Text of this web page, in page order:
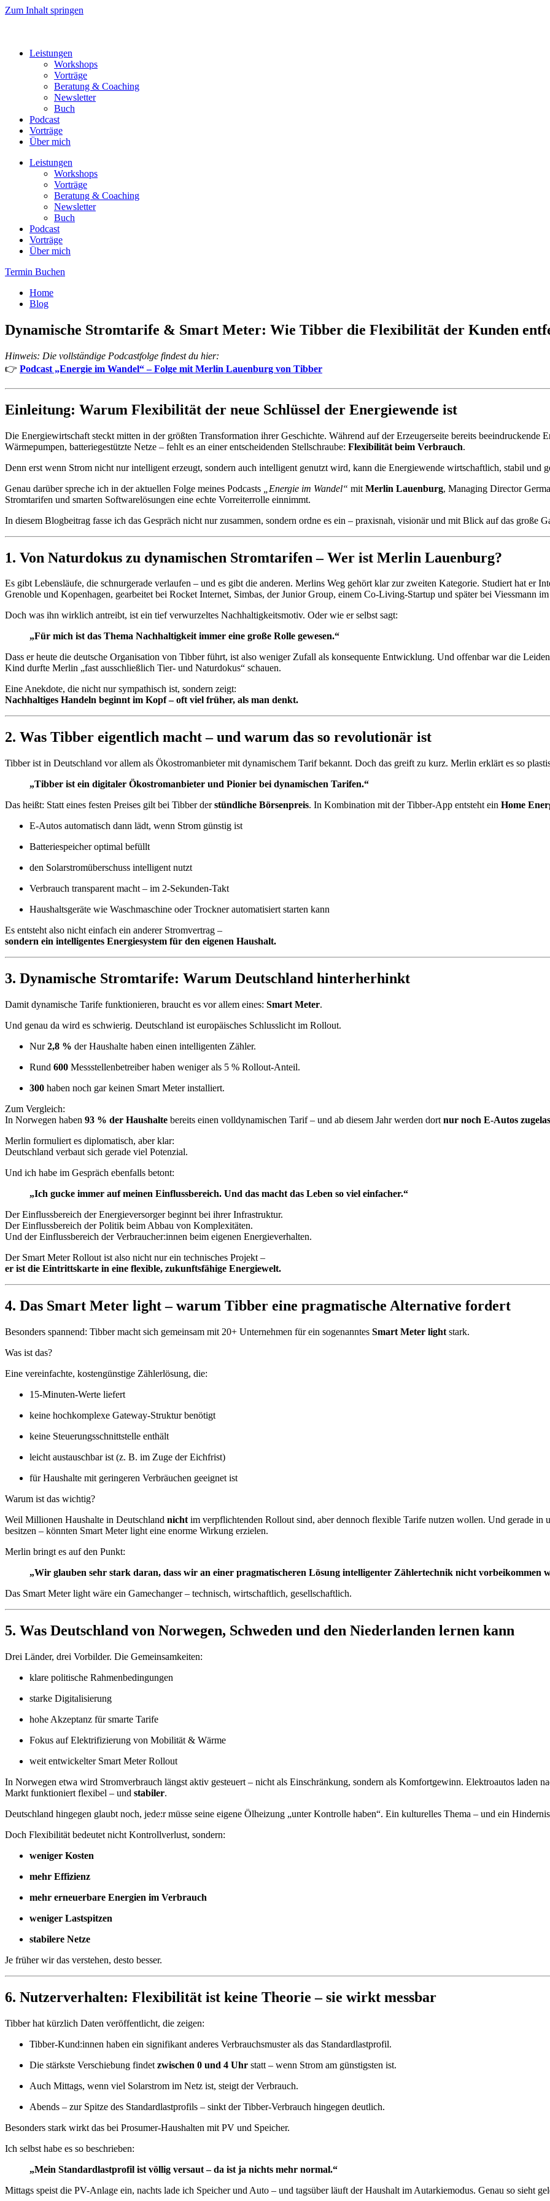
Zum Inhalt springen
Leistungen
Workshops
Vorträge
Beratung & Coaching
Newsletter
Buch
Podcast
Vorträge
Über mich
Leistungen
Workshops
Vorträge
Beratung & Coaching
Newsletter
Buch
Podcast
Vorträge
Über mich
Termin Buchen
Home
Blog
Dynamische Stromtarife & Smart Meter: Wie Tibber die Flexibilität der Kunden
Hinweis: Die vollständige Podcastfolge findest du hier:
👉 Podcast „Energie im Wandel“ – Folge mit Merlin Lauenburg von Tibber
Einleitung: Warum Flexibilität der neue Schlüssel der Energiewende ist
Die Energiewirtschaft steckt mitten in der größten Transformation ihrer Geschichte. Während auf der Erzeugerseite bereits beeindruckende
Wärmepumpen, batteriegestützte Netze – fehlt es an einer entscheidenden Stellschraube: Flexibilität beim Verbrauch.
Denn erst wenn Strom nicht nur intelligent erzeugt, sondern auch intelligent genutzt wird, kann die Energiewende wirtschaftlich, stabil und
Genau darüber spreche ich in der aktuellen Folge meines Podcasts
„Energie im Wandel“ mit Merlin Lauenburg, Managing Director
Stromtarifen und smarten Softwarelösungen eine echte Vorreiterrolle einnimmt.
In diesem Blogbeitrag fasse ich das Gespräch nicht nur zusammen, sondern ordne es ein – praxisnah, visionär und mit Blick auf das große
1. Von Naturdokus zu dynamischen Stromtarifen – Wer ist Merlin Lauenburg?
Es gibt Lebensläufe, die schnurgerade verlaufen – und es gibt die anderen. Merlins Weg gehört klar zur zweiten Kategorie. Studiert hat er
Grenoble und Kopenhagen, gearbeitet bei Rocket Internet, Simbas, der Junior Group, einem Co-Living-Startup und später bei Viessmann
Doch was ihn wirklich antreibt, ist ein tief verwurzeltes Nachhaltigkeitsmotiv. Oder wie er selbst sagt:
„Für mich ist das Thema Nachhaltigkeit immer eine große Rolle gewesen.“
Dass er heute die deutsche Organisation von Tibber führt, ist also weniger Zufall als konsequente Entwicklung. Und offenbar war die
Kind durfte Merlin „fast ausschließlich Tier- und Naturdokus“ schauen.
Eine Anekdote, die nicht nur sympathisch ist, sondern zeigt:
Nachhaltiges Handeln beginnt im Kopf – oft viel früher, als man denkt.
2. Was Tibber eigentlich macht – und warum das so revolutionär ist
Tibber ist in Deutschland vor allem als Ökostromanbieter mit dynamischem Tarif bekannt. Doch das greift zu kurz. Merlin erklärt es so
„Tibber ist ein digitaler Ökostromanbieter und Pionier bei dynamischen Tarifen.“
Das heißt: Statt eines festen Preises gilt bei Tibber derstündliche Börsenpreis. In Kombination mit der Tibber-App entsteht ein Home
E-Autos automatisch dann lädt, wenn Strom günstig ist
Batteriespeicher optimal befüllt
den Solarstromüberschuss intelligent nutzt
Verbrauch transparent macht – im 2-Sekunden-Takt
Haushaltsgeräte wie Waschmaschine oder Trockner automatisiert starten kann
Es entsteht also nicht einfach ein anderer Stromvertrag –
sondern ein intelligentes Energiesystem für den eigenen Haushalt.
3. Dynamische Stromtarife: Warum Deutschland hinterherhinkt
Damit dynamische Tarife funktionieren, braucht es vor allem eines: Smart Meter.
Und genau da wird es schwierig. Deutschland ist europäisches Schlusslicht im Rollout.
Nur2,8 % der Haushalte haben einen intelligenten Zähler.
Rund 600 Messstellenbetreiber haben weniger als 5 % Rollout-Anteil.
300 haben noch gar keinen Smart Meter installiert.
Zum Vergleich:
In Norwegen haben 93 % der Haushalte bereits einen volldynamischen Tarif – und ab diesem Jahr werden dort nur noch E-Autos
Merlin formuliert es diplomatisch, aber klar:
Deutschland verbaut sich gerade viel Potenzial.
Und ich habe im Gespräch ebenfalls betont:
„Ich gucke immer auf meinen Einflussbereich. Und das macht das Leben so viel einfacher.“
Der Einflussbereich der Energieversorger beginnt bei ihrer Infrastruktur.
Der Einflussbereich der Politik beim Abbau von Komplexitäten.
Und der Einflussbereich der Verbraucher:innen beim eigenen Energieverhalten.
Der Smart Meter Rollout ist also nicht nur ein technisches Projekt –
er ist die Eintrittskarte in eine flexible, zukunftsfähige Energiewelt.
4. Das Smart Meter light – warum Tibber eine pragmatische Alternative fordert
Besonders spannend: Tibber macht sich gemeinsam mit 20+ Unternehmen für ein sogenanntes Smart Meter light stark.
Was ist das?
Eine vereinfachte, kostengünstige Zählerlösung, die:
15-Minuten-Werte liefert
keine hochkomplexe Gateway-Struktur benötigt
keine Steuerungsschnittstelle enthält
leicht austauschbar ist (z. B. im Zuge der Eichfrist)
für Haushalte mit geringeren Verbräuchen geeignet ist
Warum ist das wichtig?
Weil Millionen Haushalte in Deutschland nicht im verpflichtenden Rollout sind, aber dennoch flexible Tarife nutzen wollen. Und gerade in
besitzen – könnten Smart Meter light eine enorme Wirkung erzielen.
Merlin bringt es auf den Punkt:
„Wir glauben sehr stark daran, dass wir an einer pragmatischeren Lösung intelligenter Zählertechnik nicht vorbeikommen
Das Smart Meter light wäre ein Gamechanger – technisch, wirtschaftlich, gesellschaftlich.
5. Was Deutschland von Norwegen, Schweden und den Niederlanden lernen kann
Drei Länder, drei Vorbilder. Die Gemeinsamkeiten:
klare politische Rahmenbedingungen
starke Digitalisierung
hohe Akzeptanz für smarte Tarife
Fokus auf Elektrifizierung von Mobilität & Wärme
weit entwickelter Smart Meter Rollout
In Norwegen etwa wird Stromverbrauch längst aktiv gesteuert – nicht als Einschränkung, sondern als Komfortgewinn. Elektroautos laden
Markt funktioniert flexibel – und stabiler.
Deutschland hingegen glaubt noch, jede:r müsse seine eigene Ölheizung „unter Kontrolle haben“. Ein kulturelles Thema – und ein
Doch Flexibilität bedeutet nicht Kontrollverlust, sondern:
weniger Kosten
mehr Effizienz
mehr erneuerbare Energien im Verbrauch
weniger Lastspitzen
stabilere Netze
Je früher wir das verstehen, desto besser.
6. Nutzerverhalten: Flexibilität ist keine Theorie – sie wirkt messbar
Tibber hat kürzlich Daten veröffentlicht, die zeigen:
Tibber-Kund:innen haben ein signifikant anderes Verbrauchsmuster als das Standardlastprofil.
Die stärkste Verschiebung findet zwischen 0 und 4 Uhr statt – wenn Strom am günstigsten ist.
Auch Mittags, wenn viel Solarstrom im Netz ist, steigt der Verbrauch.
Abends – zur Spitze des Standardlastprofils – sinkt der Tibber-Verbrauch hingegen deutlich.
Besonders stark wirkt das bei Prosumer-Haushalten mit PV und Speicher.
Ich selbst habe es so beschrieben:
„Mein Standardlastprofil ist völlig versaut – da ist ja nichts mehr normal.“
Mittags speist die PV-Anlage ein, nachts lade ich Speicher und Auto – und tagsüber läuft der Haushalt im Autarkiemodus. Genau so sieht